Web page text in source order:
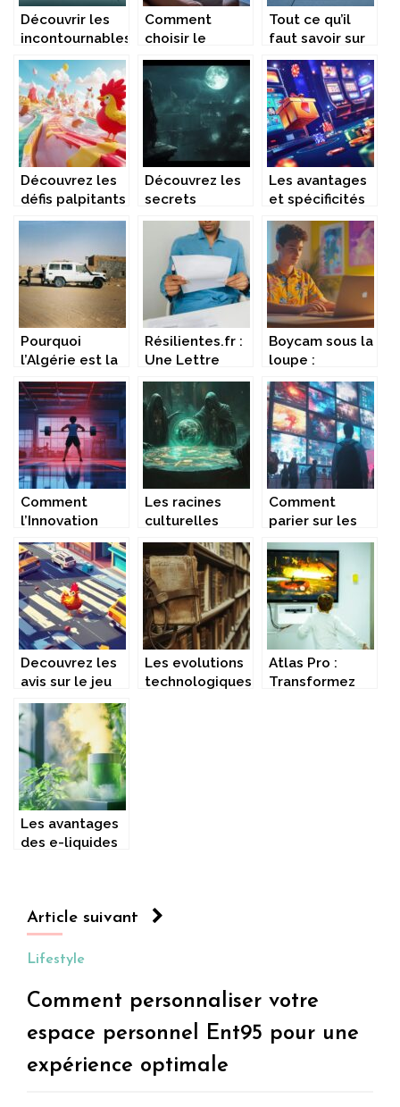
Découvrir les
incontournables
de
Copenhague
pour un séjour
réussi
Comment
choisir le
meilleur
service pour
vos volets
roulants dans
l’Hérault ?
Tout ce qu’il
faut savoir sur
la législation
des gardes-
corps pour
terrasse
Découvrez les
défis palpitants
de chicken
road et
maximisez vos
gains
Découvrez les
secrets
d’Assassin’s
Creed Shadows
pour PS5 :
aventure
nocturne et
intrigues
politiques
Les avantages
et spécificités
d’un bonus de
bienvenue
attrayant pour
les casinos en
ligne
Pourquoi
l’Algérie est la
destination
secrète que le
monde
commence à
découvrir
Résilientes.fr :
Une Lettre
d’Entraide pour
Naviguer en
Temps de Crise
Boycam sous la
loupe :
enquete
approfondie
sur la
plateforme de
webcams
Comment
l’Innovation
Technologique
Repousse les
Limites du
Possible
Les racines
culturelles
expliquant
pourquoi
L’escroquerie
des Illuminati
s’amplifie et
evolue
mondialement
Comment
parier sur les
competitions
esport avec
succes
Decouvrez les
avis sur le jeu
Chicken Road 2
et sa
mecanique
unique
Les evolutions
technologiques
Atlas Pro :
Transformez
Les avantages
des e-liquides
électronique
Article suivant
Lifestyle
Comment personnaliser votre
espace personnel Ent95 pour une
expérience optimale